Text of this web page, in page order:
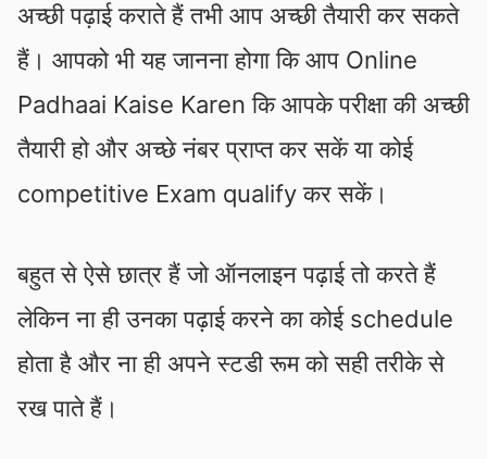
अच्छी पढ़ाई कराते हैं तभी आप अच्छी तैयारी कर सकते
हैं। आपको भी यह जानना होगा कि आप Online
Padhaai Kaise Karen कि आपके परीक्षा की अच्छी
तैयारी हो और अच्छे नंबर प्राप्त कर सकें या कोई
competitive Exam qualify कर सकें।
बहुत से ऐसे छात्र हैं जो ऑनलाइन पढ़ाई तो करते हैं
लेकिन ना ही उनका पढ़ाई करने का कोई schedule
होता है और ना ही अपने स्टडी रूम को सही तरीके से
रख पाते हैं।